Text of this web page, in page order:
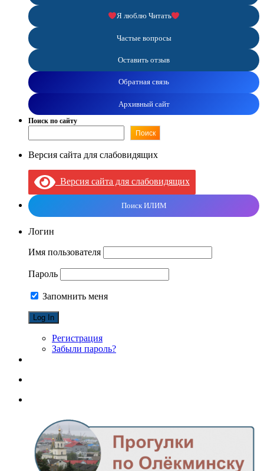
Я люблю Читать
Частые вопросы
Оставить отзыв
Обратная связь
Архивный сайт
Поиск по сайту
Поиск
Версия сайта для слабовидящих
Версия сайта для слабовидящих
Поиск ИЛИМ
Логин
Имя пользователя
Пароль
Запомнить меня
Регистрация
Забыли пароль?